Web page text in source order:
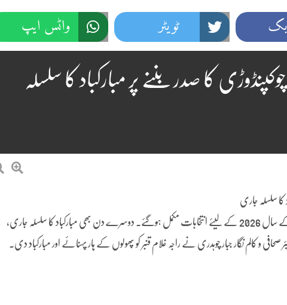
ٹویٹر واٹس ایپ
کا صدر بننے پر مبارکباد کا سلسلہ
کا سلسلہ جاری
چوکپنڈوڑی (نمائندہ پنڈی پوسٹ) پریس کلب چوکپنڈوڑی کے سال 2026 کے لیئے انتخابات مکمل ہوگئے۔ دوسرے دن بھی مبارکباد کا سلسلہ جاری،
و کالم نگار جبار چوہدری نے راجہ غلام قنبر کو پھولوں کے ہار پہنائے اور مبارکباد دی۔